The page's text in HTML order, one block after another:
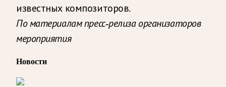
известных композиторов.
По материалам пресс-релиза организаторов
мероприятия
Новости